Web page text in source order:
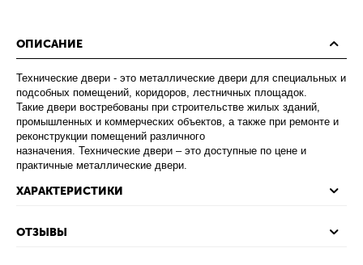
ОПИСАНИЕ
Технические двери - это металлические двери для специальных и
подсобных помещений, коридоров, лестничных площадок.
Такие двери востребованы при строительстве жилых зданий,
промышленных и коммерческих объектов, а также при ремонте и
реконструкции помещений различного
назначения. Технические двери – это доступные по цене и
практичные металлические двери.
ХАРАКТЕРИСТИКИ
ОТЗЫВЫ